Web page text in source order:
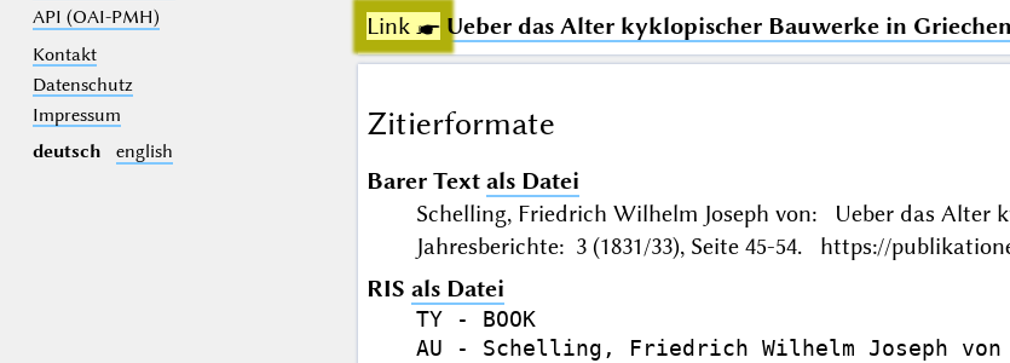
API (OAI-PMH)
Kontakt
Datenschutz
Impressum
deutsch
english
Link ☛ Ueber das Alter kyklopischer Bauwerke in
Zitierformate
Barer Text als Datei
Schelling, Friedrich Wilhelm Joseph von: Ueber das
Jahresberichte: 3 (1831/33), Seite 45-54. https://
RIS als Datei
TY - BOOK
AU - Schelling, Friedrich Wilhelm Joseph von